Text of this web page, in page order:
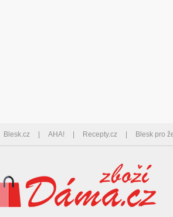
Blesk.cz AHA! Recepty.cz Blesk pro